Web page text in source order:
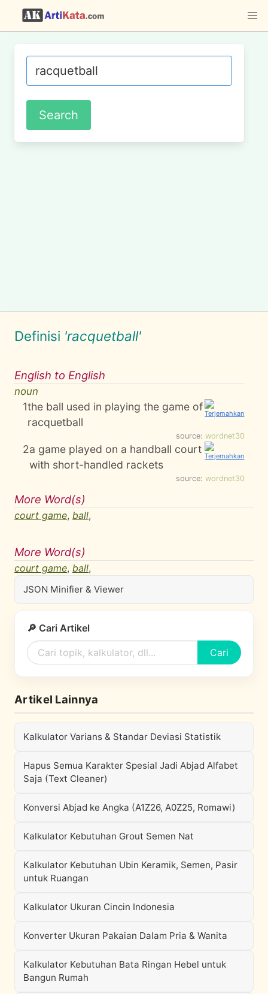
Definisi 'racquetball'
English to English
noun
1the ball used in playing the game of
racquetball
source: wordnet30
2a game played on a handball court
with short-handled rackets
source: wordnet30
More Word(s)
court game, ball,
More Word(s)
court game, ball,
JSON Minifier & Viewer
🔎 Cari Artikel
Cari
Artikel Lainnya
Kalkulator Varians & Standar Deviasi Statistik
Hapus Semua Karakter Spesial Jadi Abjad Alfabet
Saja (Text Cleaner)
Konversi Abjad ke Angka (A1Z26, A0Z25, Romawi)
Kalkulator Kebutuhan Grout Semen Nat
Kalkulator Kebutuhan Ubin Keramik, Semen, Pasir
untuk Ruangan
Kalkulator Ukuran Cincin Indonesia
Konverter Ukuran Pakaian Dalam Pria & Wanita
Kalkulator Kebutuhan Bata Ringan Hebel untuk
Bangun Rumah